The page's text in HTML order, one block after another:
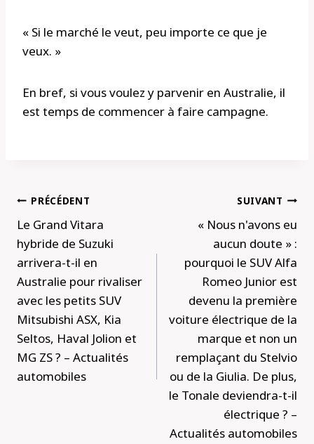
« Si le marché le veut, peu importe ce que je
veux. »
En bref, si vous voulez y parvenir en Australie, il
est temps de commencer à faire campagne.
Navigation
de
l’article
PRÉCÉDENT
Le Grand Vitara
hybride de Suzuki
arrivera-t-il en
Australie pour rivaliser
avec les petits SUV
Mitsubishi ASX, Kia
Seltos, Haval Jolion et
MG ZS ? – Actualités
automobiles
SUIVANT
« Nous n'avons eu
aucun doute » :
pourquoi le SUV Alfa
Romeo Junior est
devenu la première
voiture électrique de la
marque et non un
remplaçant du Stelvio
ou de la Giulia. De plus,
le Tonale deviendra-t-il
électrique ? –
Actualités automobiles